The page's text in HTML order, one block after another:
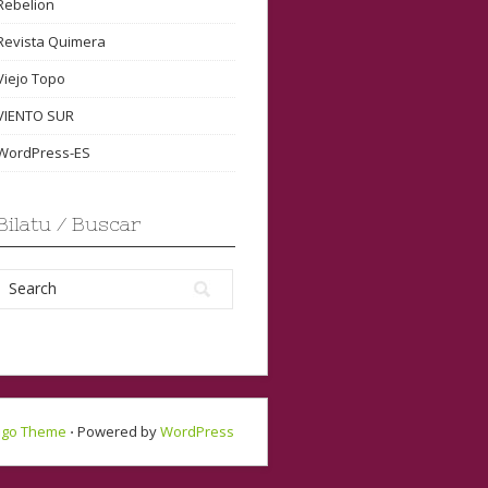
Quimera
Topo
SUR
ES
/ Buscar
Theme ⋅ Powered byWordPress